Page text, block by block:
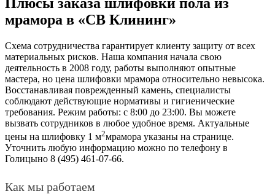
мрамора в «СВ Клининг»
Схема сотрудничества гарантирует клиенту защиту от всех
материальных рисков. Наша компания начала свою
деятельность в 2008 году, работы выполняют опытные
мастера, но цена шлифовки мрамора относительно невысока.
Восстанавливая поврежденный камень, специалисты
соблюдают действующие нормативы и гигиенические
требования. Режим работы: с 8:00 до 23:00. Вы можете
вызвать сотрудников в любое удобное время. Актуальные
цены на шлифовку 1 м2мрамора указаны на странице.
Уточнить любую информацию можно по телефону в
Голицыно 8 (495) 461-07-66.
Как мы работаем